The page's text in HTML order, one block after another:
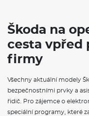
Škoda na
cesta vpřed
firmy
Všechny aktuální modely
bezpečnostními prvky a
řidič. Pro zájemce o
speciální programy, které